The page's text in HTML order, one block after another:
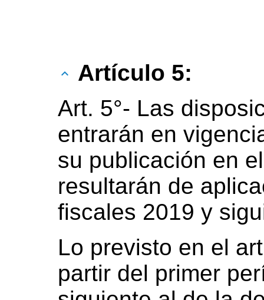
Artículo 5:
Art. 5°- Las
entrarán en
su publicación en
resultarán de
fiscales 2019 y
Lo previsto en el
partir del primer